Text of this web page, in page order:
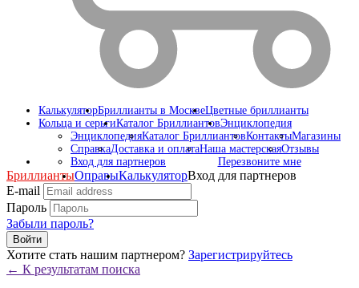
КалькуляторБриллианты в МосквеЦветные бриллианты
Кольца и серьгиКаталог БриллиантовЭнциклопедия
ЭнциклопедияКаталог БриллиантовКонтактыМагазины
СправкаДоставка и оплатаНаша мастерскаяОтзывы
Вход для партнеров
Перезвоните мне
БриллиантыОправыКалькуляторВход для партнеров
E-mail
Пароль
Забыли пароль?
Войти
Хотите стать нашим партнером? Зарегистрируйтесь
← К результатам поиска